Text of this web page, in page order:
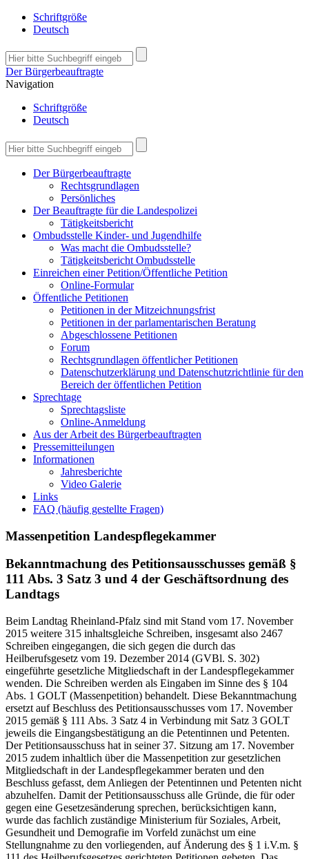
Schriftgröße
Deutsch
Der Bürgerbeauftragte
Navigation
Schriftgröße
Deutsch
Der Bürgerbeauftragte
Rechtsgrundlagen
Persönliches
Der Beauftragte für die Landespolizei
Tätigkeitsbericht
Ombudsstelle Kinder- und Jugendhilfe
Was macht die Ombudsstelle?
Tätigkeitsbericht Ombudsstelle
Einreichen einer Petition/Öffentliche Petition
Online-Formular
Öffentliche Petitionen
Petitionen in der Mitzeichnungsfrist
Petitionen in der parlamentarischen Beratung
Abgeschlossene Petitionen
Forum
Rechtsgrundlagen öffentlicher Petitionen
Datenschutzerklärung und Datenschutzrichtlinie für den
Bereich der öffentlichen Petition
Sprechtage
Sprechtagsliste
Online-Anmeldung
Aus der Arbeit des Bürgerbeauftragten
Pressemitteilungen
Informationen
Jahresberichte
Video Galerie
Links
FAQ (häufig gestellte Fragen)
Massenpetition Landespflegekammer
Bekanntmachung des Petitionsausschusses gemäß §
111 Abs. 3 Satz 3 und 4 der Geschäftsordnung des
Landtags
Beim Landtag Rheinland-Pfalz sind mit Stand vom 17. November
2015 weitere 315 inhaltsgleiche Schreiben, insgesamt also 2467
Schreiben eingegangen, die sich gegen die durch das
Heilberufsgesetz vom 19. Dezember 2014 (GVBl. S. 302)
eingeführte gesetzliche Mitgliedschaft in der Landespflegekammer
wenden. Die Schreiben werden als Eingaben im Sinne des § 104
Abs. 1 GOLT (Massenpetition) behandelt. Diese Bekanntmachung
ersetzt auf Beschluss des Petitionsausschusses vom 17. November
2015 gemäß § 111 Abs. 3 Satz 4 in Verbindung mit Satz 3 GOLT
jeweils die Eingangsbestätigung an die Petentinnen und Petenten.
Der Petitionsausschuss hat in seiner 37. Sitzung am 17. November
2015 zudem inhaltlich über die Massenpetition zur gesetzlichen
Mitgliedschaft in der Landespflegekammer beraten und den
Beschluss gefasst, dem Anliegen der Petentinnen und Petenten nicht
abzuhelfen. Damit der Petitionsausschuss alle Gründe, die für oder
gegen eine Gesetzesänderung sprechen, berücksichtigen kann,
wurde das fachlich zuständige Ministerium für Soziales, Arbeit,
Gesundheit und Demografie im Vorfeld zunächst um eine
Stellungnahme zu den vorliegenden, auf Änderung des § 1 i.V.m. §